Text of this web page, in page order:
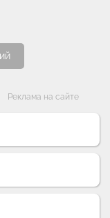
Реклама на сайте